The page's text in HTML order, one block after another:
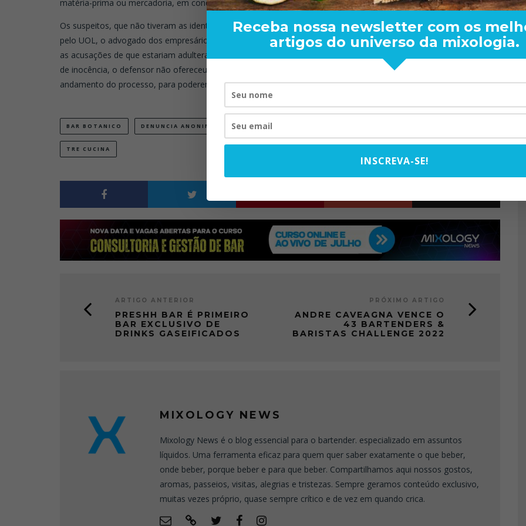
matéria-prima ou mercadoria, em condições impróprias ao consumo.
Os suspeitos, que não tiveram as identidades divulgadas oficialmente pela polícia, negam as acusações. Ouvido
pelo UOL, o advogado dos empresários, Pedro Cossermelli Cana Brasil Dias, informou que seus clientes refutam
as acusações de que estariam adulterando bebidas alcoólicas em uma destilaria clandestina. Apesar da declaração
de inocência, o defensor não ofereceu esclarecimentos à imprensa e alegou que os suspeitos “irão aguardar o
andamento do processo, para poderem responder e esclarecer todos os detalhes em juízo”.
BAR BOTANICO DENUNCIA ANONIMA DESTILARIA
TRE CUCINA
ARTIGO ANTERIOR
PRESHH BAR É PRIMEIRO
BAR EXCLUSIVO DE
DRINKS GASEIFICADOS
PRÓXIMO ARTIGO
ANDRE CAVEAGNA VENCE O
43 BARTENDERS &
BARISTAS CHALLENGE 2022
MIXOLOGY NEWS
Mixology News é o blog essencial para o bartender. especializado em assuntos
líquidos. Uma ferramenta eficaz para quem quer saber exatamente o que beber,
onde beber, porque beber e para que beber. Compartilhamos aqui nossos gostos,
aromas, passeios, visitas, alegrias e tristezas. Sempre geramos conteúdo exclusivo,
muitas vezes próprio, quase sempre crítico e de vez em quando crica.
RAND BARTENDER: DE
VISTA PARA O MUNDO
Receba nossa newsletter com os
artigos do universo da mixologia.
INSCREVA-SE!